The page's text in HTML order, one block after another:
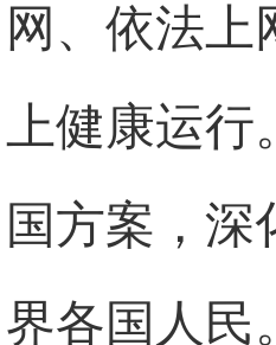
网、依法
上健康运行
国方案，
界各国人民